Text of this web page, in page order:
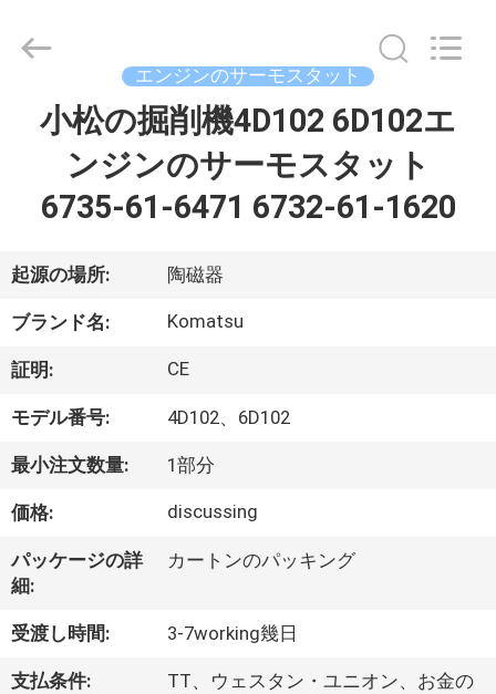
ダ
ク
ト
私
達
つ
い
て
2026
Beijing
Management
Services
Reserved.
エンジンのサーモスタット
小松の掘削機4D102 6D102エ
ンジンのサーモスタット
6735-61-6471 6732-61-1620
起源の場所: 陶磁器
ブランド名: Komatsu
証明: CE
モデル番号: 4D102、6D102
最小注文数量: 1部分
価格: discussing
パッケージの詳
細:
カートンのパッキング
受渡し時間: 3-7working幾日
支払条件:
TT、ウェスタン・ユニオン、お金の